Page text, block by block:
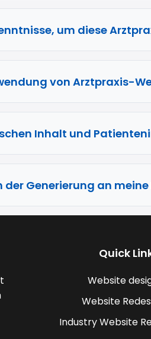
um diese
von Arztpraxis-
Inhalt und
Generierung an
Quick
Website
Website
Industry Website